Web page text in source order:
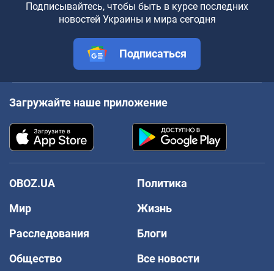
Подписывайтесь, чтобы быть в курсе последних
новостей Украины и мира сегодня
Подписаться
Загружайте наше приложение
OBOZ.UA
Политика
Мир
Жизнь
Расследования
Блоги
Общество
Все новости